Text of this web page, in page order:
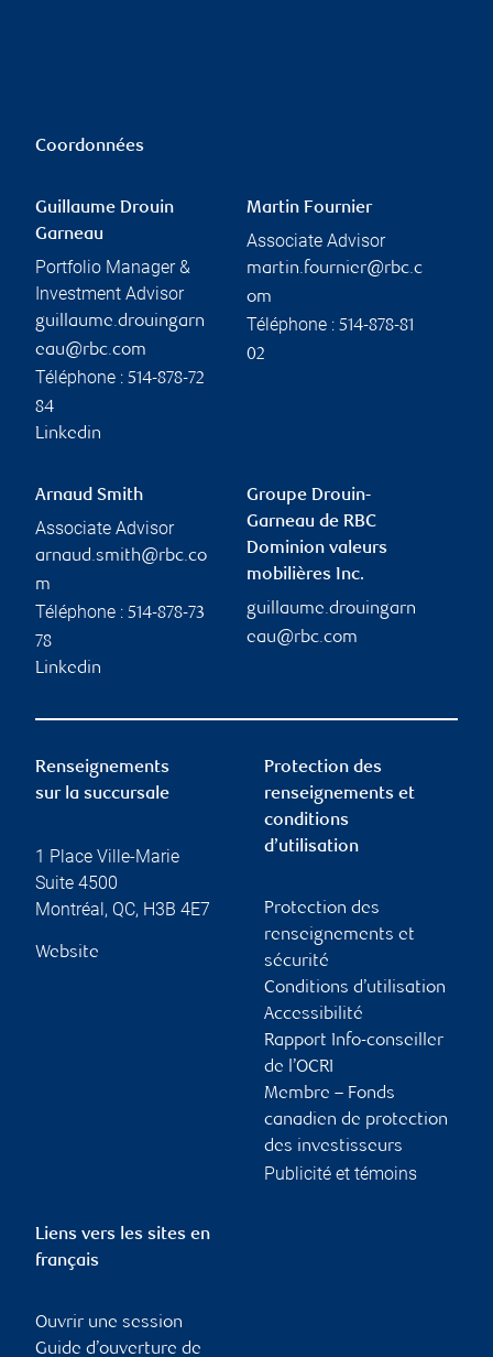
Coordonnées
Guillaume Drouin
Garneau
Portfolio Manager &
Investment Advisor
guillaume.drouingarn
eau@rbc.com
Téléphone : 514-878-72
84
Linkedin
Martin Fournier
Associate Advisor
martin.fournier@rbc.c
om
Téléphone : 514-878-81
02
Arnaud Smith
Associate Advisor
arnaud.smith@rbc.co
m
Téléphone : 514-878-73
78
Linkedin
Groupe Drouin-
Garneau de RBC
Dominion valeurs
mobilières Inc.
guillaume.drouingarn
eau@rbc.com
Renseignements
sur la succursale
1 Place Ville-Marie
Suite 4500
Montréal, QC, H3B 4E7
Website
Protection des
renseignements et
conditions
d’utilisation
Protection des
renseignements et
sécurité
Conditions d’utilisation
Accessibilité
Rapport Info-conseiller
de l’OCRI
Membre – Fonds
canadien de protection
des investisseurs
Publicité et témoins
Liens vers les sites en
français
Ouvrir une session
Guide d’ouverture de